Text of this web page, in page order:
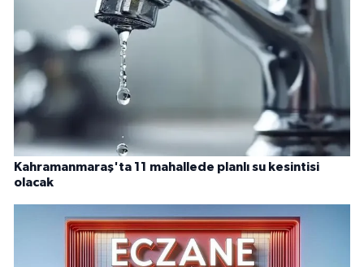
Kahramanmaraş'ta 11 mahallede planlı su kesintisi
olacak